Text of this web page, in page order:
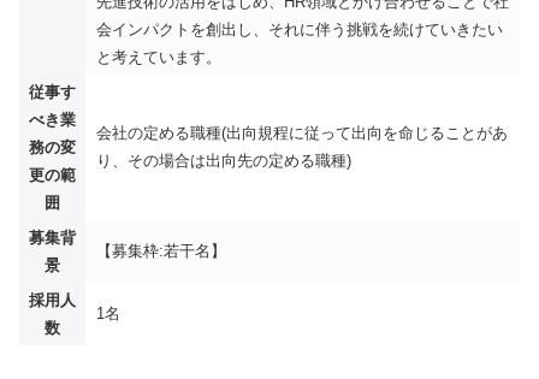
会インパクトを創出し、それに伴う挑戦を続けていきたい
と考えています。
従事す
べき業
務の変
更の範
囲
会社の定める職種(出向規程に従って出向を命じることがあ
り、その場合は出向先の定める職種)​
募集背
景
【募集枠:若干名】
採用人
数
1名